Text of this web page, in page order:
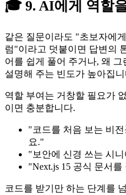
🎓 9. AI에게 역할
같은 질문이라도 "초보자에
럼"이라고 덧붙이면 답변의
어를 쉽게 풀어 주거나, 왜
설명해 주는 빈도가 높아집니
역할 부여는 거창할 필요가
이면 충분합니다.
"코드를 처음 보는 비
요."
"보안에 신경 쓰는 시
"Next.js 15 공식 문서
코드를 받기만 하는 단계를